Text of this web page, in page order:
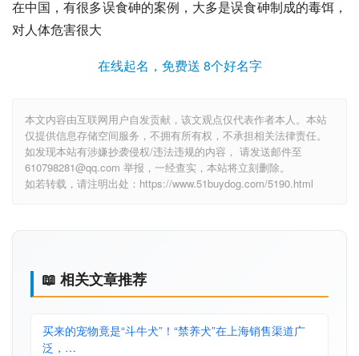
在中国，有很多误食砷的案例，大多是误食砷制成的毒饵，
对人体危害很大
在线起名，免费送 8个好名字
本文内容由互联网用户自发贡献，该文观点仅代表作者本人。本站
仅提供信息存储空间服务，不拥有所有权，不承担相关法律责任。
如发现本站有涉嫌抄袭侵权/违法违规的内容， 请发送邮件至
610798281@qq.com 举报，一经查实，本站将立刻删除。
如若转载，请注明出处：https://www.51buydog.com/5190.html
📖 相关文章推荐
买来的宠物竟是“斗牛犬”！“禁养犬”在上海销售渠道广
泛，…